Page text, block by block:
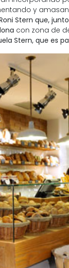
y
Stern que,
con zona de
Stern, que es